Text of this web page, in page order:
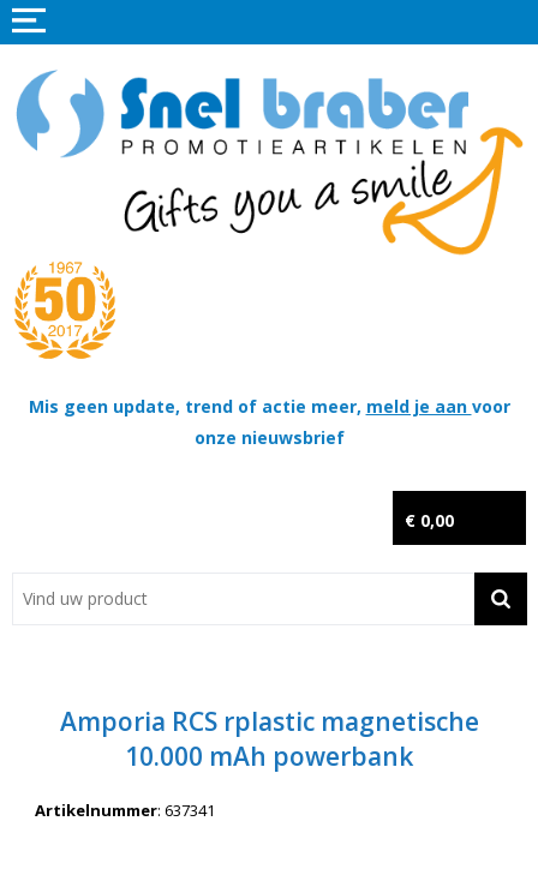
Mis geen update, trend of actie meer, meld je aan voor
onze nieuwsbrief
€ 0,00
Home
Promotieartikelen
Tassen
Thema's
Contact
Wil je snel een advies? Bel nu 053-7920045 of 06-55731304
Amporia RCS rplastic magnetische
10.000 mAh powerbank
Artikelnummer: 637341